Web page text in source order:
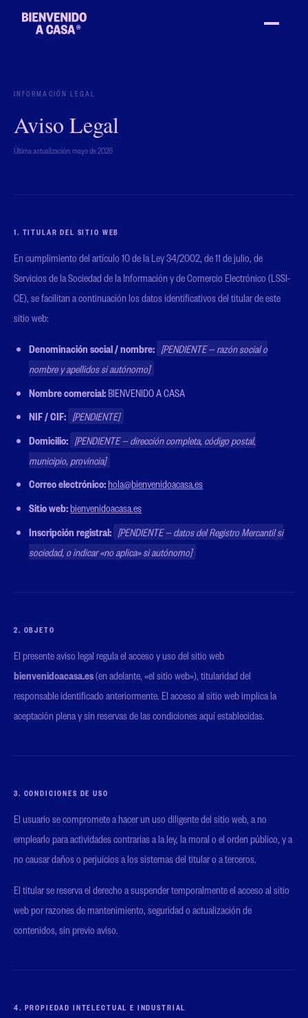
INFORMACIÓN LEGAL
Aviso Legal
Última actualización: mayo de 2026
1. TITULAR DEL SITIO WEB
En cumplimiento del artículo 10 de la Ley 34/2002, de 11 de julio, de
Servicios de la Sociedad de la Información y de Comercio Electrónico (LSSI-
CE), se facilitan a continuación los datos identificativos del titular de este
sitio web:
Denominación social / nombre: [PENDIENTE — razón social o
nombre y apellidos si autónomo]
Nombre comercial:BIENVENIDO A CASA
NIF / CIF: [PENDIENTE]
Domicilio: [PENDIENTE — dirección completa, código postal,
municipio, provincia]
Correo electrónico:hola@bienvenidoacasa.es
Sitio web:bienvenidoacasa.es
Inscripción registral: [PENDIENTE — datos del Registro Mercantil si
sociedad, o indicar «no aplica» si autónomo]
2. OBJETO
El presente aviso legal regula el acceso y uso del sitio web
bienvenidoacasa.es(en adelante, «el sitio web»), titularidad del
responsable identificado anteriormente. El acceso al sitio web implica la
aceptación plena y sin reservas de las condiciones aquí establecidas.
3. CONDICIONES DE USO
El usuario se compromete a hacer un uso diligente del sitio web, a no
emplearlo para actividades contrarias a la ley, la moral o el orden público, y a
no causar daños o perjuicios a los sistemas del titular o a terceros.
El titular se reserva el derecho a suspender temporalmente el acceso al sitio
web por razones de mantenimiento, seguridad o actualización de
contenidos, sin previo aviso.
4. PROPIEDAD INTELECTUAL E INDUSTRIAL